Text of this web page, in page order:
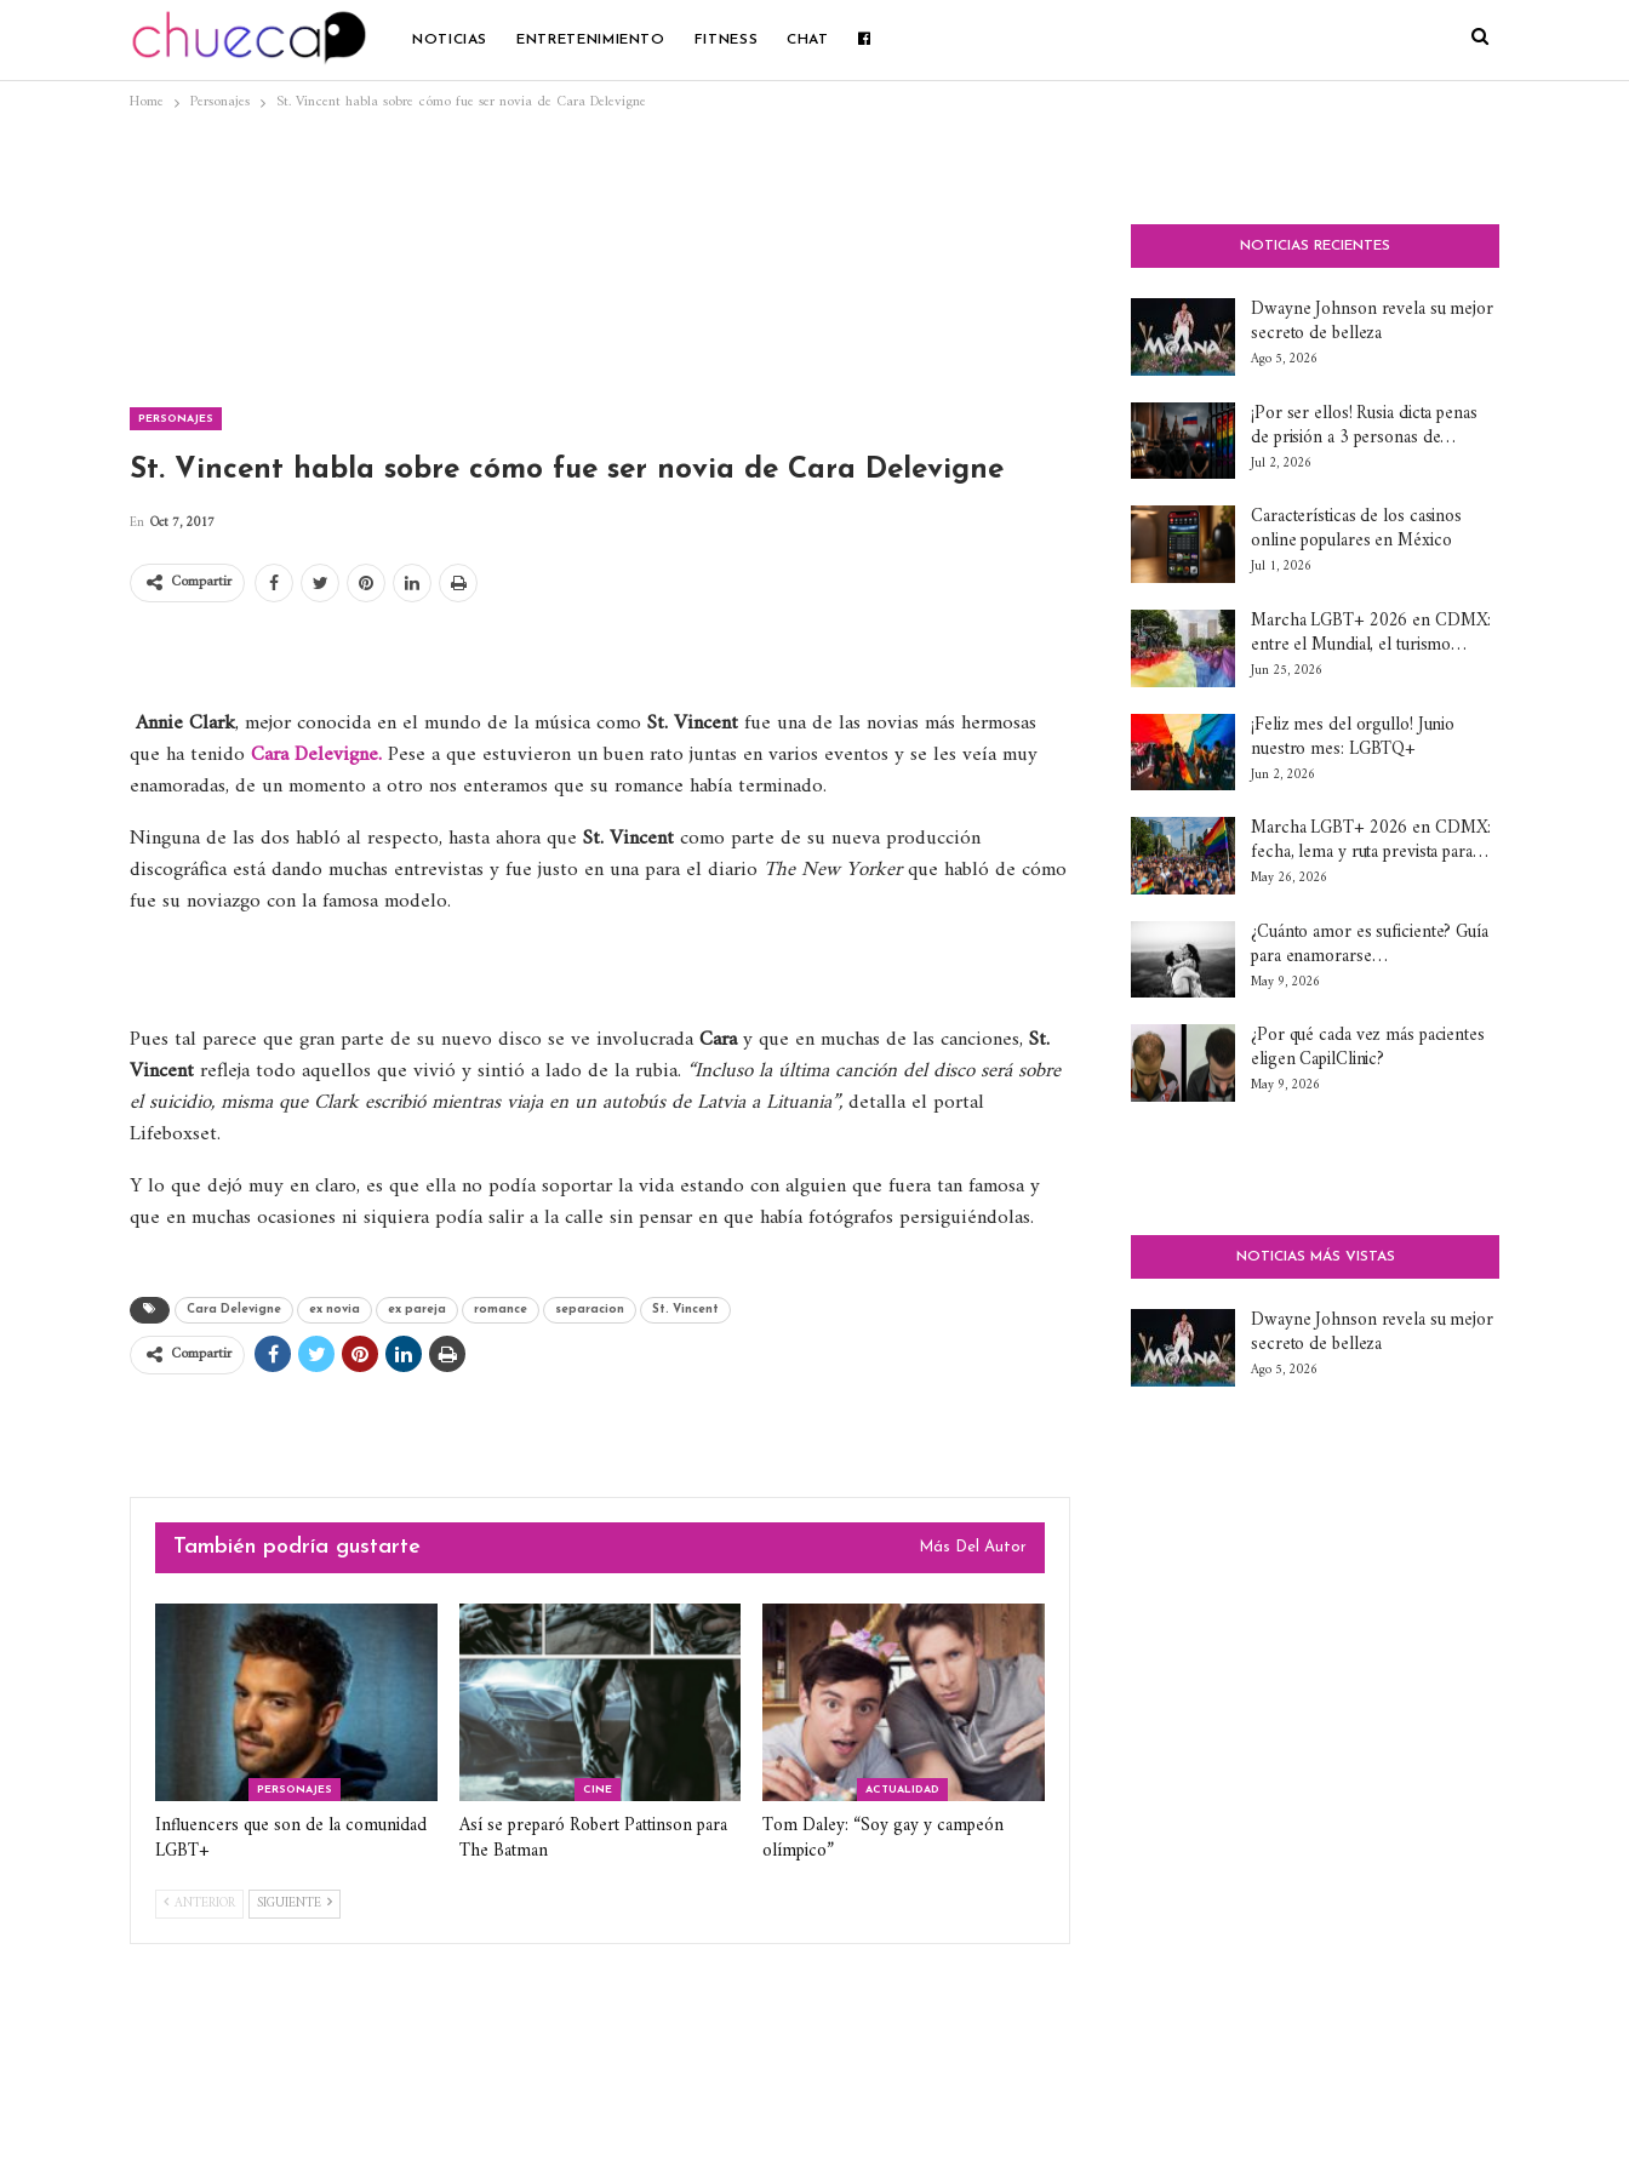
NOTICIAS ENTRETENIMIENTO FITNESS CHAT
Home Personajes St. Vincent habla sobre cómo fue ser novia de Cara Delevigne
PERSONAJES
St. Vincent habla sobre cómo fue ser novia de Cara Delevigne
En Oct 7, 2017
Compartir
Annie Clark, mejor conocida en el mundo de la música como St. Vincentfue una de las novias más hermosas
que ha tenido Cara Delevigne.Pese a que estuvieron un buen rato juntas en varios eventos y se les veía muy
enamoradas, de un momento a otro nos enteramos que su romance había terminado.
Ninguna de las dos habló al respecto, hasta ahora que St. Vincentcomo parte de su nueva producción
discográfica está dando muchas entrevistas y fue justo en una para el diario The New Yorkerque habló de cómo
fue su noviazgo con la famosa modelo.
Pues tal parece que gran parte de su nuevo disco se ve involucradaCaray que en muchas de las canciones, St.
Vincentrefleja todo aquellos que vivió y sintió a lado de la rubia. “Incluso la última canción del disco será sobre
el suicidio, misma que Clark escribió mientras viaja en un autobús de Latvia a Lituania”,detalla el portal
Lifeboxset.
Y lo que dejó muy en claro, es que ella no podía soportar la vida estando con alguien que fuera tan famosa y
que en muchas ocasiones ni siquiera podía salir a la calle sin pensar en que había fotógrafos persiguiéndolas.
Cara Delevigne ex novia ex pareja romance separacion St. Vincent
Compartir
También podría gustarte Más Del Autor
PERSONAJES
Influencers que son de la comunidad
LGBT+
CINE
Así se preparó Robert Pattinson para
The Batman
ACTUALIDAD
Tom Daley: “Soy gay y campeón
olímpico”
ANTERIOR SIGUIENTE
NOTICIAS RECIENTES
Dwayne Johnson revela su mejor
secreto de belleza
Ago 5, 2026
¡Por ser ellos! Rusia dicta penas
de prisión a 3 personas de…
Jul 2, 2026
Características de los casinos
online populares en México
Jul 1, 2026
Marcha LGBT+ 2026 en CDMX:
entre el Mundial, el turismo…
Jun 25, 2026
¡Feliz mes del orgullo! Junio
nuestro mes: LGBTQ+
Jun 2, 2026
Marcha LGBT+ 2026 en CDMX:
fecha, lema y ruta prevista para…
May 26, 2026
¿Cuánto amor es suficiente? Guía
para enamorarse…
May 9, 2026
¿Por qué cada vez más pacientes
eligen CapilClinic?
May 9, 2026
NOTICIAS MÁS VISTAS
Dwayne Johnson revela su mejor
secreto de belleza
Ago 5, 2026